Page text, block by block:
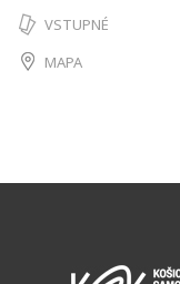
VSTUPNÉ
MAPA